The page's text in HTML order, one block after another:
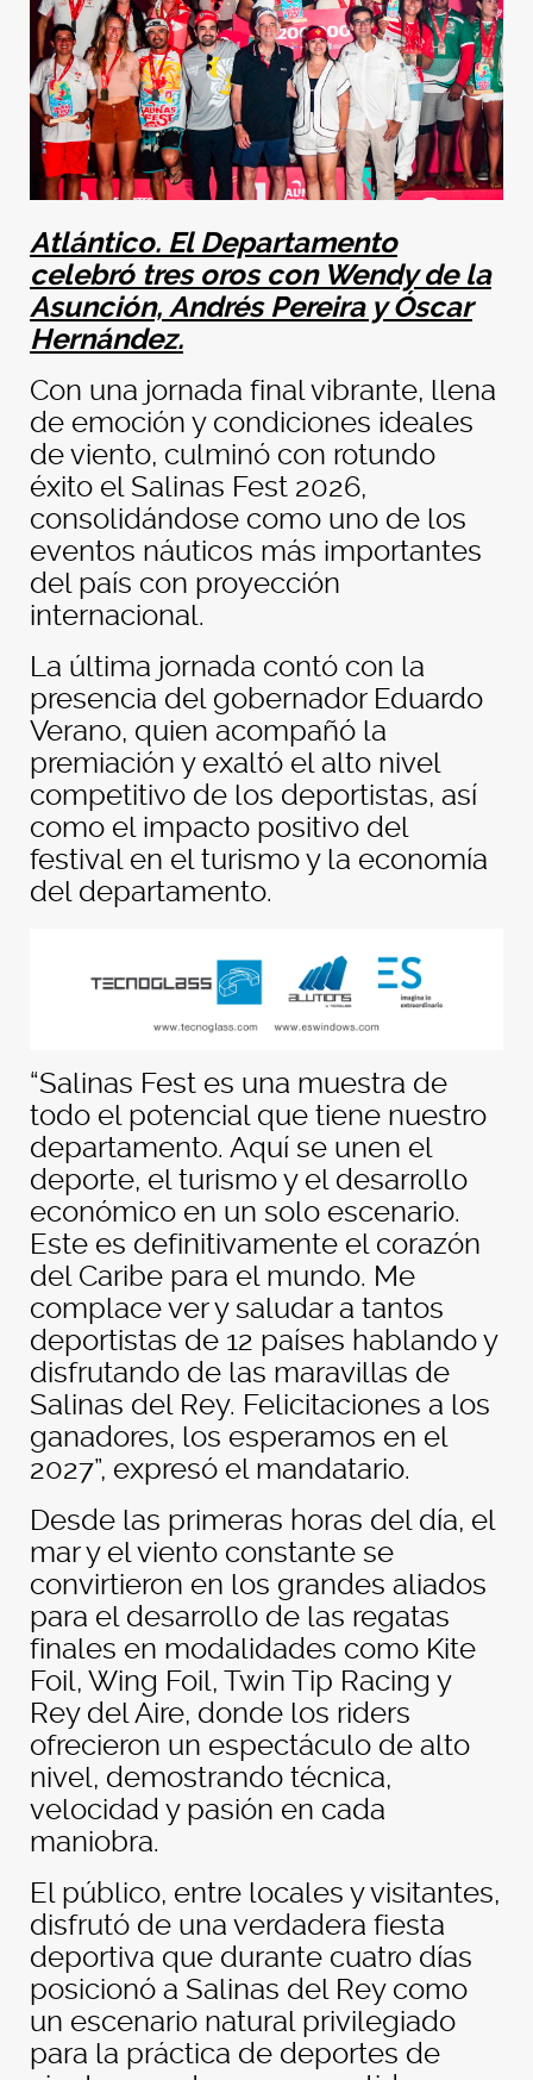
Atlántico. El Departamento
celebró tres oros con Wendy de la
Asunción, Andrés Pereira y Óscar
Hernández.
Con una jornada final vibrante, llena
de emoción y condiciones ideales
de viento, culminó con rotundo
éxito el Salinas Fest 2026,
consolidándose como uno de los
eventos náuticos más importantes
del país con proyección
internacional.
La última jornada contó con la
presencia del gobernador Eduardo
Verano, quien acompañó la
premiación y exaltó el alto nivel
competitivo de los deportistas, así
como el impacto positivo del
festival en el turismo y la economía
del departamento.
“Salinas Fest es una muestra de
todo el potencial que tiene nuestro
departamento. Aquí se unen el
deporte, el turismo y el desarrollo
económico en un solo escenario.
Este es definitivamente el corazón
del Caribe para el mundo. Me
complace ver y saludar a tantos
deportistas de 12 países hablando y
disfrutando de las maravillas de
Salinas del Rey. Felicitaciones a los
ganadores, los esperamos en el
2027”, expresó el mandatario.
Desde las primeras horas del día, el
mar y el viento constante se
convirtieron en los grandes aliados
para el desarrollo de las regatas
finales en modalidades como Kite
Foil, Wing Foil, Twin Tip Racing y
Rey del Aire, donde los riders
ofrecieron un espectáculo de alto
nivel, demostrando técnica,
velocidad y pasión en cada
maniobra.
El público, entre locales y visitantes,
disfrutó de una verdadera fiesta
deportiva que durante cuatro días
posicionó a Salinas del Rey como
un escenario natural privilegiado
para la práctica de deportes de